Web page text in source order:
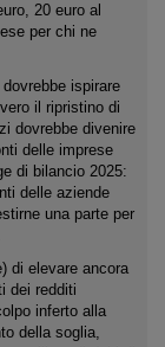
20 euro al
per chi ne
ispirare
il ripristino di
dovrebbe divenire
delle imprese
di bilancio 2025:
delle aziende
una parte per
di elevare ancora
dei redditi
inferto alla
della soglia,